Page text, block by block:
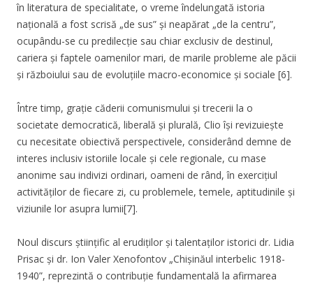
în literatura de specialitate, o vreme îndelungată istoria
națională a fost scrisă „de sus” și neapărat „de la centru”,
ocupându-se cu predilecție sau chiar exclusiv de destinul,
cariera și faptele oamenilor mari, de marile probleme ale păcii
și războiului sau de evoluțiile macro-economice și sociale [6].
Între timp, grație căderii comunismului și trecerii la o
societate democratică, liberală și plurală, Clio își revizuiește
cu necesitate obiectivă perspectivele, considerând demne de
interes inclusiv istoriile locale și cele regionale, cu mase
anonime sau indivizi ordinari, oameni de rând, în exercițiul
activităților de fiecare zi, cu problemele, temele, aptitudinile și
viziunile lor asupra lumii[7].
Noul discurs științific al erudiților și talentaților istorici dr. Lidia
Prisac și dr. Ion Valer Xenofontov „Chișinăul interbelic 1918-
1940”, reprezintă o contribuție fundamentală la afirmarea